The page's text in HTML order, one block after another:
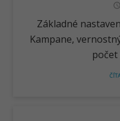
query_builder
Základné
Kampane,